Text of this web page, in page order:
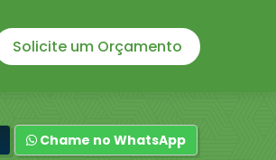
Solicite um Orçamento
Chame no WhatsApp